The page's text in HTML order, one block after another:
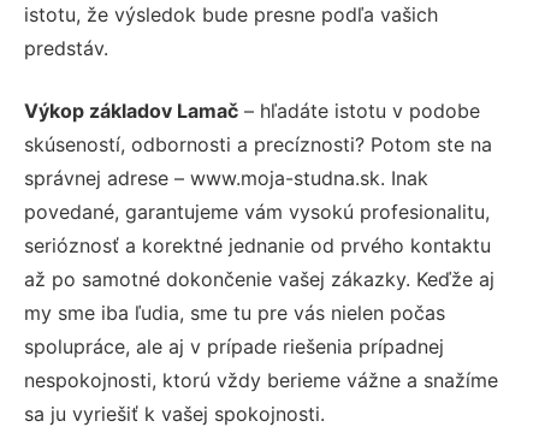
istotu, že výsledok bude presne podľa vašich
predstáv.
Výkop základov Lamač – hľadáte istotu v podobe
skúseností, odbornosti a precíznosti? Potom ste na
správnej adrese – www.moja-studna.sk. Inak
povedané, garantujeme vám vysokú profesionalitu,
serióznosť a korektné jednanie od prvého kontaktu
až po samotné dokončenie vašej zákazky. Keďže aj
my sme iba ľudia, sme tu pre vás nielen počas
spolupráce, ale aj v prípade riešenia prípadnej
nespokojnosti, ktorú vždy berieme vážne a snažíme
sa ju vyriešiť k vašej spokojnosti.